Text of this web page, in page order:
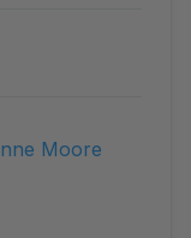
Moore